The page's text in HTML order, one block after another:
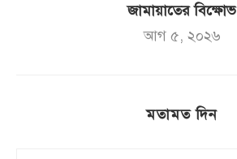
জামায়াতের বিক্ষোভ
আগ ৫, ২০২৬
মতামত দিন